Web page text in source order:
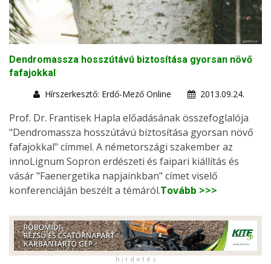
Dendromassza hosszútávú biztosítása gyorsan növő
fafajokkal
Hírszerkesztő: Erdő-Mező Online
2013.09.24.
Prof. Dr. Frantisek Hapla előadásának összefoglalója
"Dendromassza hosszútávú biztosítása gyorsan növő
fafajokkal" címmel. A németországi szakember az
innoLignum Sopron erdészeti és faipari kiállítás és
vásár "Faenergetika napjainkban" címet viselő
konferenciáján beszélt a témáról.Tovább >>>
h i r d e t é s